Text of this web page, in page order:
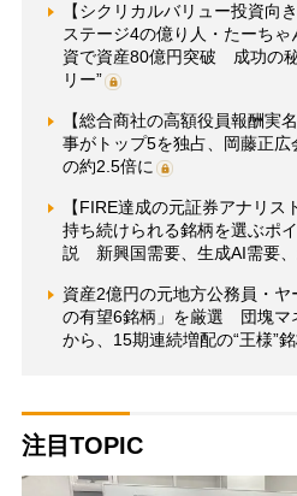
【シクリカルバリュー投資向
ステージ4の億り人・たーち
資で資産80億円突破 成功の
リー”
【総合商社の高額役員報酬実
事がトップ5を独占、岡藤正
の約2.5倍に
【FIRE達成の元証券アナリス
持ち続けられる銘柄を選ぶポ
説 新興国需要、生成AI需要、
資産2億円の元地方公務員・
の有望6銘柄」を厳選 団塊マ
から、15期連続増配の“王様”
注目TOPIC